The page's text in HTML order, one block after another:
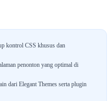
kontrol CSS khusus dan
penonton yang optimal di
dari Elegant Themes serta plugin